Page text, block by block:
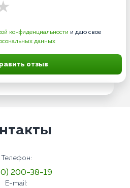
конфиденциальности и даю свое
данных
отзыв
Телефон:
200-38-19
E-mail: